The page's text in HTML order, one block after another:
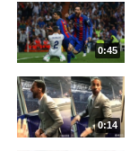
0:45
0:14